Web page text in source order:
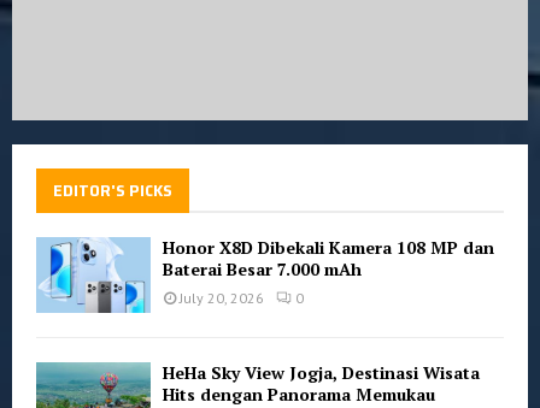
EDITOR'S PICKS
Honor X8D Dibekali Kamera 108 MP dan
Baterai Besar 7.000 mAh
July 20, 2026 0
HeHa Sky View Jogja, Destinasi Wisata
Hits dengan Panorama Memukau